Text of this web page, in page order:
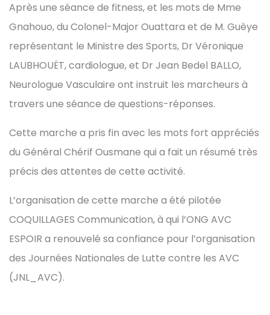
Après une séance de fitness, et les mots de Mme
Gnahouo, du Colonel-Major Ouattara et de M. Guèye
représentant le Ministre des Sports, Dr Véronique
LAUBHOUËT, cardiologue, et Dr Jean Bedel BALLO,
Neurologue Vasculaire ont instruit les marcheurs à
travers une séance de questions-réponses.
Cette marche a pris fin avec les mots fort appréciés
du Général Chérif Ousmane qui a fait un résumé très
précis des attentes de cette activité.
L’organisation de cette marche a été pilotée
COQUILLAGES Communication, à qui l’ONG AVC
ESPOIR a renouvelé sa confiance pour l’organisation
des Journées Nationales de Lutte contre les AVC
(JNL_AVC).